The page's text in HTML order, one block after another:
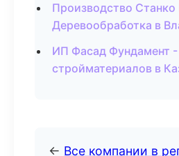
Производство
Деревообработка в
ИП Фасад Фундамент
стройматериалов в
← Все компании в